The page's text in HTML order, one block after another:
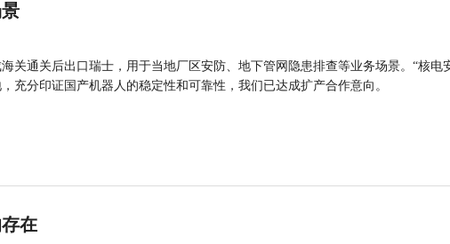
关通关后出口瑞士，用于当地厂区安防、地下管网隐患排查等业务场景。“核电
充分印证国产机器人的稳定性和可靠性，我们已达成扩产合作意向。
在